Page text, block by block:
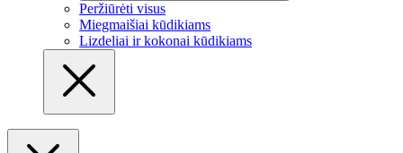
Peržiūrėti visus
Miegmaišiai kūdikiams
Lizdeliai ir kokonai kūdikiams